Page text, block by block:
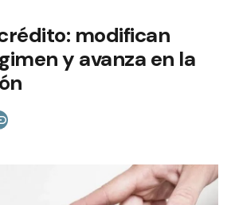
modifican
y avanza en la